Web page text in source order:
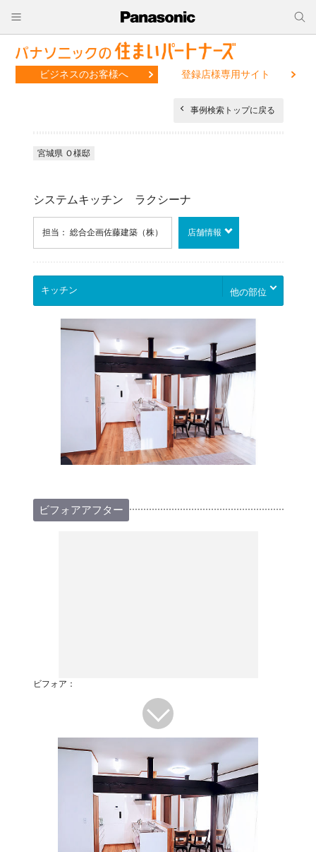
ビジネスのお客様へ 登録店様専用サイト
事例検索トップに戻る
宮城県 Ｏ様邸
システムキッチン ラクシーナ
担当： 総合企画佐藤建築（株） 店舗情報
他の部位
ビフォアアフター
ビフォア：